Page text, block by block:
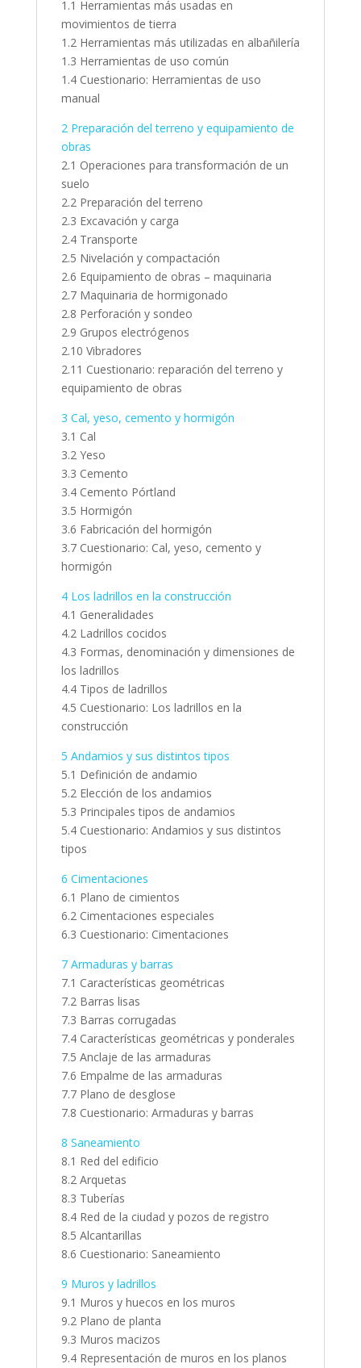
1.1 Herramientas más usadas en
movimientos de tierra
1.2 Herramientas más utilizadas en albañilería
1.3 Herramientas de uso común
1.4 Cuestionario: Herramientas de uso
manual
2 Preparación del terreno y equipamiento de
obras
2.1 Operaciones para transformación de un
suelo
2.2 Preparación del terreno
2.3 Excavación y carga
2.4 Transporte
2.5 Nivelación y compactación
2.6 Equipamiento de obras – maquinaria
2.7 Maquinaria de hormigonado
2.8 Perforación y sondeo
2.9 Grupos electrógenos
2.10 Vibradores
2.11 Cuestionario: reparación del terreno y
equipamiento de obras
3 Cal, yeso, cemento y hormigón
3.1 Cal
3.2 Yeso
3.3 Cemento
3.4 Cemento Pórtland
3.5 Hormigón
3.6 Fabricación del hormigón
3.7 Cuestionario: Cal, yeso, cemento y
hormigón
4 Los ladrillos en la construcción
4.1 Generalidades
4.2 Ladrillos cocidos
4.3 Formas, denominación y dimensiones de
los ladrillos
4.4 Tipos de ladrillos
4.5 Cuestionario: Los ladrillos en la
construcción
5 Andamios y sus distintos tipos
5.1 Definición de andamio
5.2 Elección de los andamios
5.3 Principales tipos de andamios
5.4 Cuestionario: Andamios y sus distintos
tipos
6 Cimentaciones
6.1 Plano de cimientos
6.2 Cimentaciones especiales
6.3 Cuestionario: Cimentaciones
7 Armaduras y barras
7.1 Características geométricas
7.2 Barras lisas
7.3 Barras corrugadas
7.4 Características geométricas y ponderales
7.5 Anclaje de las armaduras
7.6 Empalme de las armaduras
7.7 Plano de desglose
7.8 Cuestionario: Armaduras y barras
8 Saneamiento
8.1 Red del edificio
8.2 Arquetas
8.3 Tuberías
8.4 Red de la ciudad y pozos de registro
8.5 Alcantarillas
8.6 Cuestionario: Saneamiento
9 Muros y ladrillos
9.1 Muros y huecos en los muros
9.2 Plano de planta
9.3 Muros macizos
9.4 Representación de muros en los planos